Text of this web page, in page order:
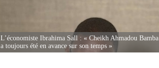
L’économiste Ibrahima Sall : « Cheikh Ahmadou Bamba
a toujours été en avance sur son temps »